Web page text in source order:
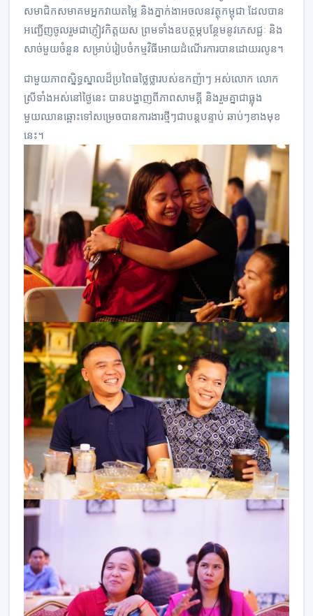
សមាជិកសមាគមអ្នកវាយតម្លៃ និងភ្នាក់ងាអចលនវត្ថុកម្ពុជា ដែលបាន
អញ្ជើញចូលរួមជាភ្ញៀវកិត្តយស ព្រមទាំងឧបត្ថម្ភបន្ថែមនូវភេសជ្ជៈ និង
សាច់មួយចំនួន សម្រាប់រៀបចំកម្មវិធីអោយដំណើរការបានដោយរលូន។
ជាមួយភាពស្និទ្ធស្នាលដ៏ប្រពៃធថ្លៃថ្លារបស់ឧកញ៉ាៗ អស់លោក លោក
ស្រីទាំងអស់នៅថ្ងៃនេះ បានបង្ហាញពីភាពសាមគ្គី និងរួមគ្នាជាធ្លុង
មួយឈានឆ្ពោះទៅសម្រេចបានការងារថ្មីៗជាបន្តបន្ទាប់ ឆាប់ៗខាងមុខ
នេះ។